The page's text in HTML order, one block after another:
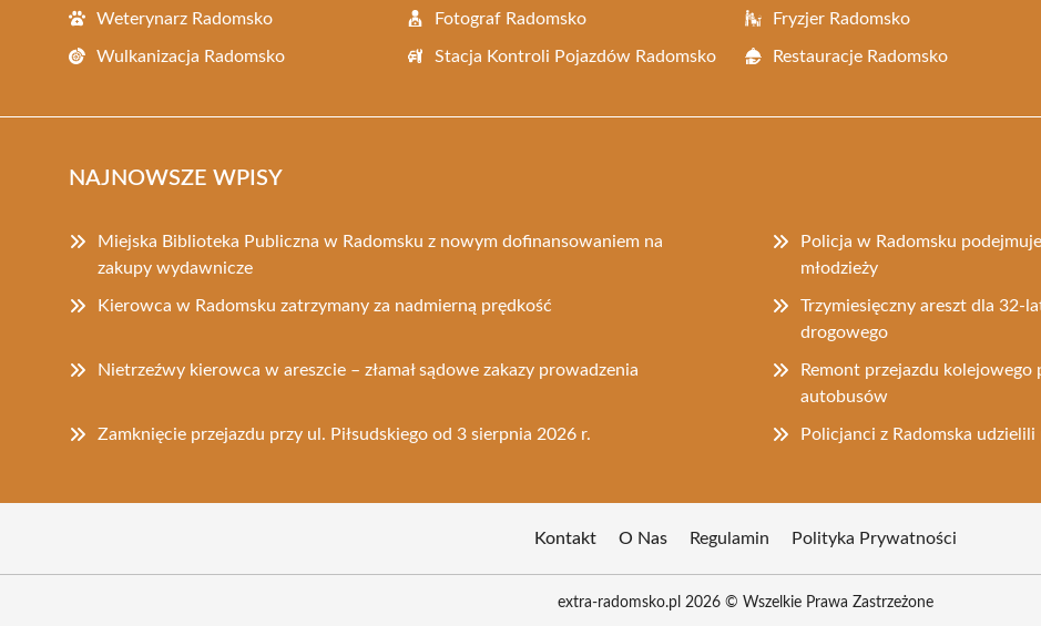
Weterynarz Radomsko Fotograf Radomsko Fryzjer Radomsko
Wulkanizacja Radomsko Stacja Kontroli Pojazdów Radomsko Restauracje Radomsko
NAJNOWSZE WPISY
Miejska Biblioteka Publiczna w Radomsku z nowym dofinansowaniem na
zakupy wydawnicze
Policja w Radomsku
młodzieży
Kierowca w Radomsku zatrzymany za nadmierną prędkość
Trzymiesięczny areszt dla 32-
drogowego
Nietrzeźwy kierowca w areszcie – złamał sądowe zakazy prowadzenia
Remont przejazdu
autobusów
Zamknięcie przejazdu przy ul. Piłsudskiego od 3 sierpnia 2026 r. Policjanci z Radomska
Kontakt O Nas Regulamin Polityka Prywatności
extra-radomsko.pl 2026 © Wszelkie Prawa Zastrzeżone